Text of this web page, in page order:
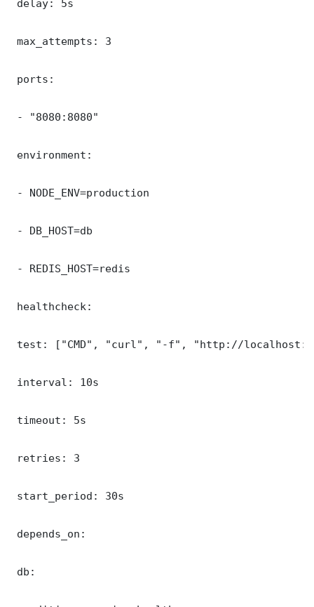
delay: 5s
max_attempts: 3
ports:
- "8080:8080"
environment:
- NODE_ENV=production
- DB_HOST=db
- REDIS_HOST=redis
healthcheck:
test: ["CMD", "curl", "-f", "http://
interval: 10s
timeout: 5s
retries: 3
start_period: 30s
depends_on:
db: